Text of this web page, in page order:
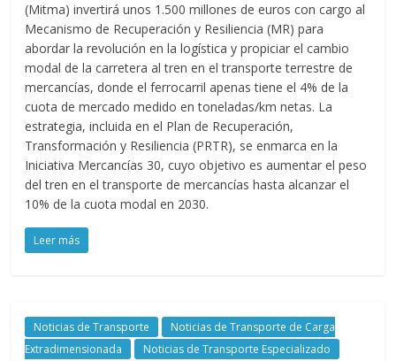
(Mitma) invertirá unos 1.500 millones de euros con cargo al
Mecanismo de Recuperación y Resiliencia (MR) para
abordar la revolución en la logística y propiciar el cambio
modal de la carretera al tren en el transporte terrestre de
mercancías, donde el ferrocarril apenas tiene el 4% de la
cuota de mercado medido en toneladas/km netas. La
estrategia, incluida en el Plan de Recuperación,
Transformación y Resiliencia (PRTR), se enmarca en la
Iniciativa Mercancías 30, cuyo objetivo es aumentar el peso
del tren en el transporte de mercancías hasta alcanzar el
10% de la cuota modal en 2030.
Leer más
Noticias de Transporte
Noticias de Transporte de Carga
Extradimensionada
Noticias de Transporte Especializado